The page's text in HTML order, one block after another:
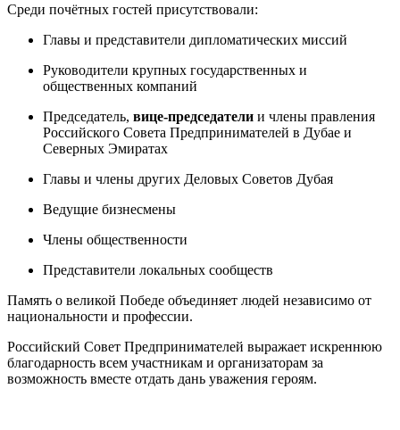
Среди почётных гостей присутствовали:
Главы и представители дипломатических миссий
Руководители крупных государственных и
общественных компаний
Председатель, вице-председатели и члены правления
Российского Совета Предпринимателей в Дубае и
Северных Эмиратах
Главы и члены других Деловых Советов Дубая
Ведущие бизнесмены
Члены общественности
Представители локальных сообществ
Память о великой Победе объединяет людей независимо от
национальности и профессии.
Российский Совет Предпринимателей выражает искреннюю
благодарность всем участникам и организаторам за
возможность вместе отдать дань уважения героям.